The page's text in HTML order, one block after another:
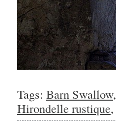
Tags: Barn Swallow,
Hirondelle rustique,